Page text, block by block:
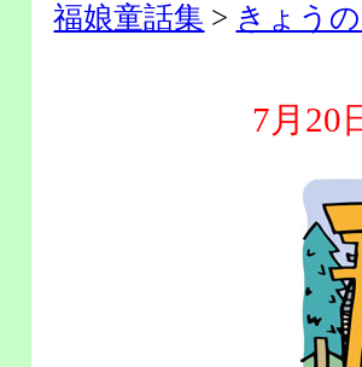
福娘童話集 > きょう
7月20